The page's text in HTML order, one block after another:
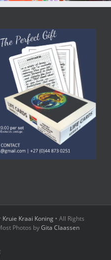
Kruie Kraai Koning• All Rights
Photos byGita Claassen